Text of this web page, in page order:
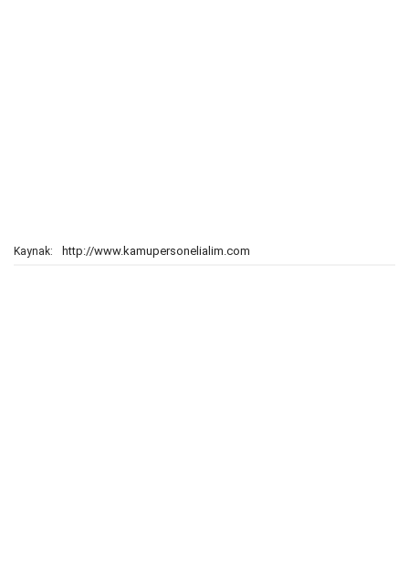
Kaynak: http://www.kamupersonelialim.com